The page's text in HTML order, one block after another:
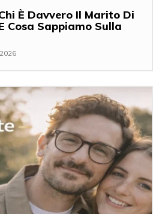
È Davvero Il Marito Di
Cosa Sappiamo Sulla